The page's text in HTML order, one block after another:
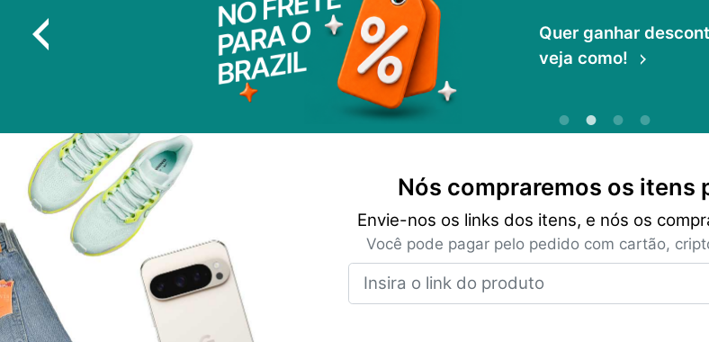
Quer ganhar
veja como!
Nós compraremos os itens
Envie-nos os links dos itens, e nós os
Você pode pagar pelo pedido com cartão,